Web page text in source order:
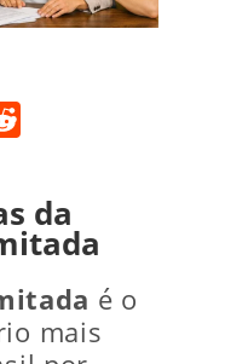
da
é o
mais